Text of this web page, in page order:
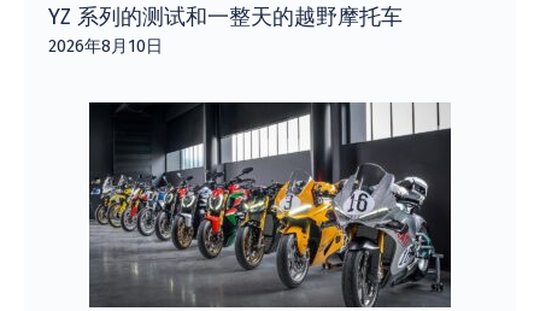
YZ 系列的测试和一整天的越野摩托车
2026年8月10日